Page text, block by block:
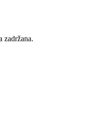
zadržana.